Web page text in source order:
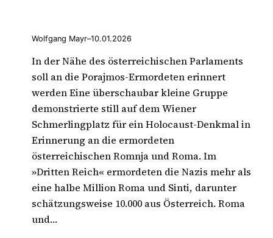
Wolfgang Mayr–10.01.2026
In der Nähe des österreichischen Parlaments
soll an die Porajmos-Ermordeten erinnert
werden Eine überschaubar kleine Gruppe
demonstrierte still auf dem Wiener
Schmerlingplatz für ein Holocaust-Denkmal in
Erinnerung an die ermordeten
österreichischen Romnja und Roma. Im
»Dritten Reich« ermordeten die Nazis mehr als
eine halbe Million Roma und Sinti, darunter
schätzungsweise 10.000 aus Österreich. Roma
und…